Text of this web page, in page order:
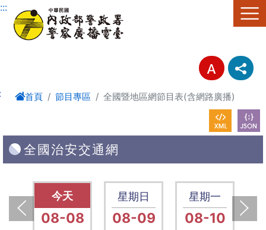
進入內容區塊
:::
首頁 節目專區 全國暨地區網節目表(含網路廣播)
全國治安交通網
上一張(Previous)
星期六
08-08
星期日
08-09
星期一
08-10 下一張(Next)